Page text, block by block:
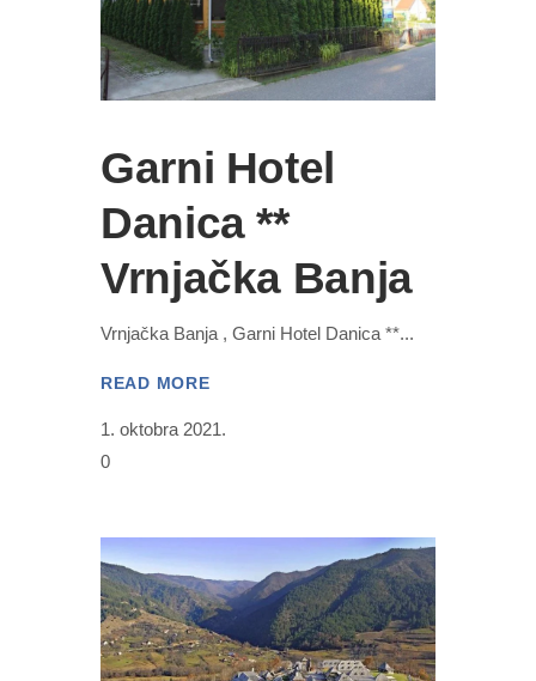
Garni Hotel
Danica **
Vrnjačka Banja
Vrnjačka Banja , Garni Hotel Danica **
READ MORE
1. oktobra 2021.
0